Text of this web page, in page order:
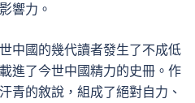
響力。
中國的幾代讀者發生了不成低
進了今世中國精力的史冊。作
青的敘說，組成了絕對自力、